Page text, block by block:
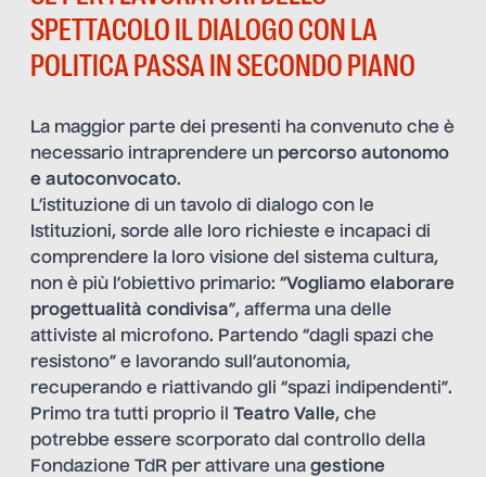
SPETTACOLO IL DIALOGO CON LA
POLITICA PASSA IN SECONDO PIANO
La maggior parte dei presenti ha convenuto che è
necessario intraprendere un percorso autonomo
e autoconvocato.
L’istituzione di un tavolo di dialogo con le
Istituzioni, sorde alle loro richieste e incapaci di
comprendere la loro visione del sistema cultura,
non è più l’obiettivo primario: “Vogliamo elaborare
progettualità condivisa”, afferma una delle
attiviste al microfono. Partendo “dagli spazi che
resistono” e lavorando sull’autonomia,
recuperando e riattivando gli “spazi indipendenti”.
Primo tra tutti proprio il Teatro Valle, che
potrebbe essere scorporato dal controllo della
Fondazione TdR per attivare una gestione